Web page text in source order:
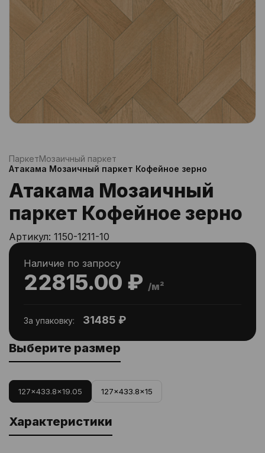
ПаркетМозаичный паркет
Атакама Мозаичный паркет Кофейное зерно
Атакама Мозаичный
паркет Кофейное зерно
Артикул: 1150-1211-10
22815.00 ₽ /м²
Наличие по запросу
За упаковку: 31485 ₽
Выберите размер
127x433.8x19.05 127x433.8x15
Характеристики